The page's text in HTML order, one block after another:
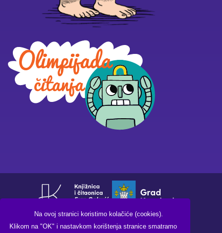
Na ovoj stranici koristimo kolačiće (cookies).
Klikom na "OK" i nastavkom korištenja stranice smatramo